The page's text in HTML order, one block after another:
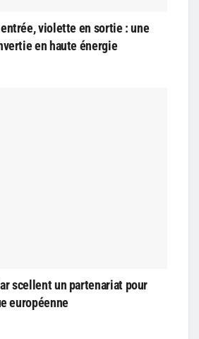
violette en sortie : une
en haute énergie
scellent un partenariat pour
européenne